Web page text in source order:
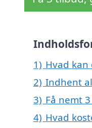
1) Hvad
2) Indhent
3) Få nemt
4) Hvad